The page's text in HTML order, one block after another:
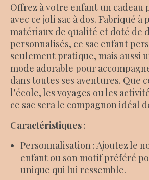
Offrez à votre enfant un cadeau
avec ce joli sac à dos. Fabriqué à
matériaux de qualité et doté de
personnalisés, ce sac enfant
seulement pratique, mais aussi
mode adorable pour
dans toutes ses aventures. Que
l’école, les voyages ou les
ce sac sera le compagnon idéal
Caractéristiques :
Personnalisation : Ajoutez le
enfant ou son motif préféré
unique qui lui ressemble.